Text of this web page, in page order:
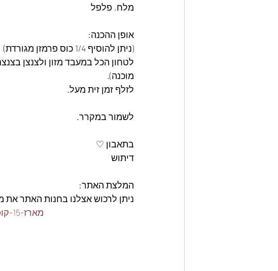
מלח, פלפל
אופן ההכנה:
(ניתן להוסיף 1/4 כוס פרמזן מגורדת)
לטחון הכל במעבד מזון ולצנצן
מוכנה).
לזלף זמן זית מעל.
לשמור במקרר.
בתאבון ♡
דיתוש
המלצת האתר:
ניתן לרכוש אצלנו בחנות האתר את מארז התבלינים - 15